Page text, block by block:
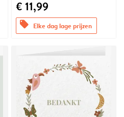
€ 11,99
offers Elke dag lage prijzen